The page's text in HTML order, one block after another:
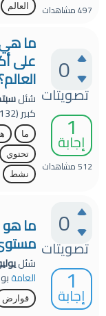
497مشاهدات
العالم
0
تصويتات
1
إجابة
512مشاهدات
ما هي
على
سُئلسبتمبر
كبير(132ألف
ما
تحتوي
نشط
0
تصويتات
1
إجابة
ما هو
سُئليوليو
العامة
قوارض